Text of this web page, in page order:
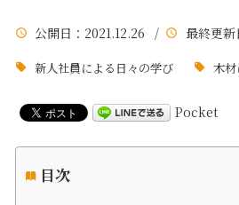
公開日 ：2021.12.26 / 最終更新
新人社員による日々の学び 木
Pocket
目次